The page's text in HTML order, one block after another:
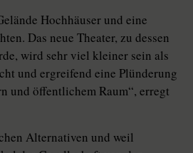
Hochhäuser und eine
Das neue Theater, zu dessen
wird sehr viel kleiner sein als
und ergreifend eine Plünderung
und öffentlichem Raum“, erregt
Alternativen und weil